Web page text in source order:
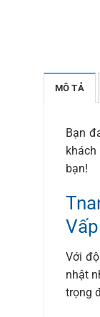
MÔ TẢ
Bạn
bạn!
Với
nhật
trọng